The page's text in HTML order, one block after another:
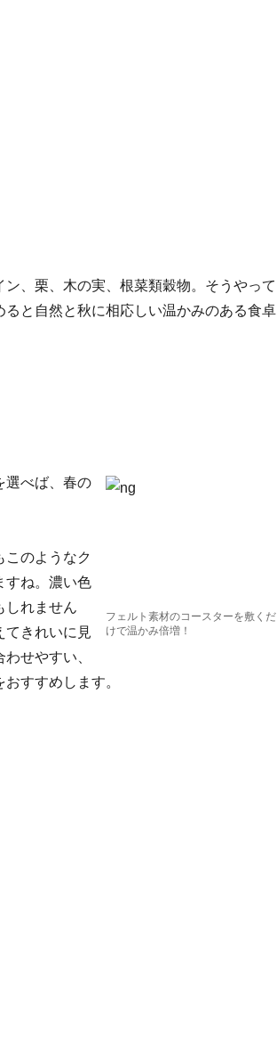
、栗、木の実、根菜類穀物。そうやって
と自然と秋に相応しい温かみのある食卓
フェルト素材のコースターを敷くだ
けで温かみ倍増！
選べば、春の
のようなク
すね。濃い色
しれません
てきれいに見
せやすい、
すすめします。